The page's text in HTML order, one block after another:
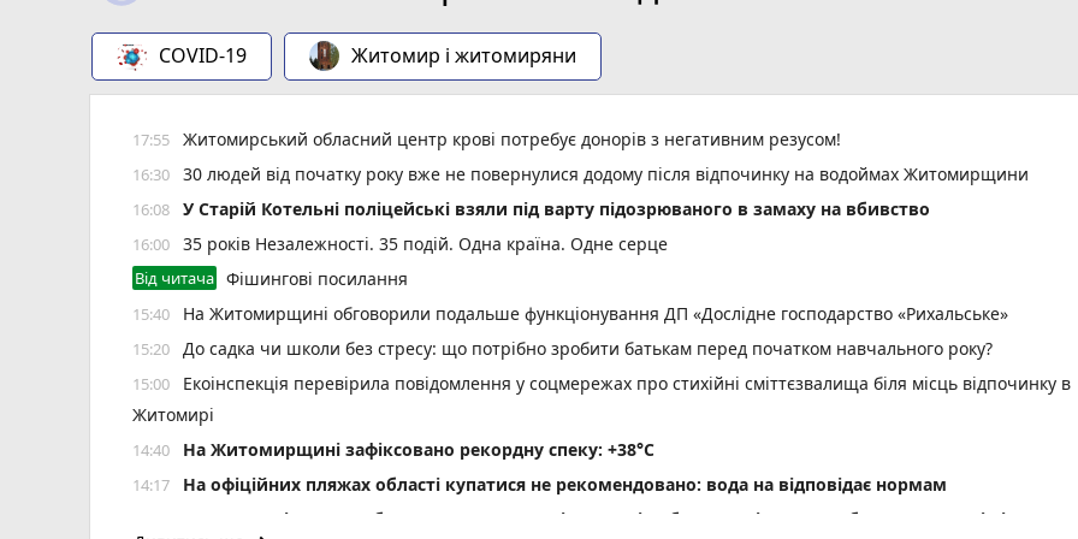
COVID-19 Житомир і житомиряни
17:55 Житомирський обласний центр крові потребує донорів з негативним резусом!
16:30 30 людей від початку року вже не повернулися додому після відпочинку на водоймах Житомирщини
16:08 У Старій Котельні поліцейські взяли під варту підозрюваного в замаху на вбивство
16:00 35 років Незалежності. 35 подій. Одна країна. Одне серце
Від читача Фішингові посилання
15:40 На Житомирщині обговорили подальше функціонування ДП «Дослідне господарство «Рихальське»
15:20 До садка чи школи без стресу: що потрібно зробити батькам перед початком навчального року?
15:00
Екоінспекція перевірила повідомлення у соцмережах про стихійні сміттєзвалища біля місць відпочинку в
Житомирі
14:40 Н️а Житомирщині зафіксовано рекордну спеку: +38°C
14:17 На офіційних пляжах області купатися не рекомендовано: вода на відповідає нормам
У Житомирі у свято Яблучного Спаса «Пиріг пам'яті» об' єднав рідних загиблих Захисників і